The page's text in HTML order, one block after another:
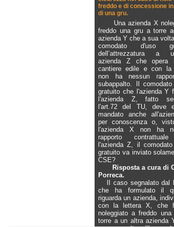
freddo e di concessione
di una gru.
Una azienda X
freddo una gru a torre
azienda Y che a sua
comodato d'uso
dell’attrezzatura a
azienda Z che opera
cantiere edile e con la
non ha nessun
subappalto. Il
gratuito che l'azienda Y
l'azienda Z, fatto
l'art.72 del TU, deve
mandato anche
per conoscenza o,
l'azienda X non ha
rapporto
l'azienda Z, il
gratuito va inviato
CSE?
Risposta a cura di
Porreca.
Il caso segnalato dal
che ha formulato il
riguarda un azienda,
con la lettera X, che
noleggiato a freddo
torre a un altra azienda